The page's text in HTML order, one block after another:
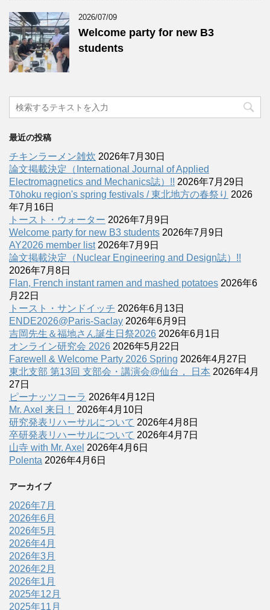
2026/07/09
Welcome party for new B3
students
最近の投稿
チキンラーメン雑炊 2026年7月30日
論文掲載決定（International Journal of Applied
Electromagnetics and Mechanics誌）!! 2026年7月29日
Tōhoku region's spring festivals / 東北地方の春祭り 2026
年7月16日
トースト・ウォーター 2026年7月9日
Welcome party for new B3 students 2026年7月9日
AY2026 member list 2026年7月9日
論文掲載決定（Nuclear Engineering and Design誌）!!
2026年7月8日
Flan, French instant ramen and mashed potatoes 2026年6
月22日
トースト・サンドイッチ 2026年6月13日
ENDE2026@Paris-Saclay 2026年6月9日
吉岡先生＆福地さん誕生日祭2026 2026年6月1日
オンライン研究会 2026 2026年5月22日
Farewell & Welcome Party 2026 Spring 2026年4月27日
東北支部 第13回 支部会・講演会@仙台， 日本 2026年4月
27日
ピーナッツコーラ 2026年4月12日
Mr. Axel 来日！
2026年4月10日
研究発表リハーサルについて 2026年4月8日
卒研発表リハーサルについて 2026年4月7日
山寺 with Mr. Axel 2026年4月6日
Polenta 2026年4月6日
アーカイブ
2026年7月
2026年6月
2026年5月
2026年4月
2026年3月
2026年2月
2026年1月
2025年12月
2025年11月